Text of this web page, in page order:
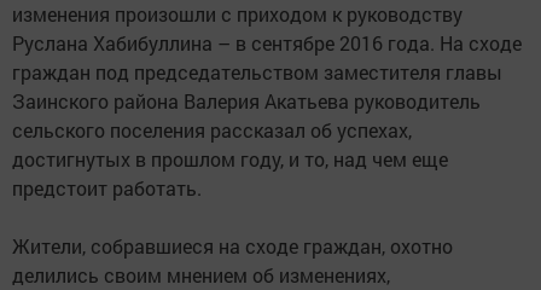
изменения произошли с приходом к руководству
Руслана Хабибуллина – в сентябре 2016 года. На сходе
граждан под председательством заместителя главы
Заинского района Валерия Акатьева руководитель
сельского поселения рассказал об успехах,
достигнутых в прошлом году, и то, над чем еще
предстоит работать.
Жители, собравшиеся на сходе граждан, охотно
делились своим мнением об изменениях,